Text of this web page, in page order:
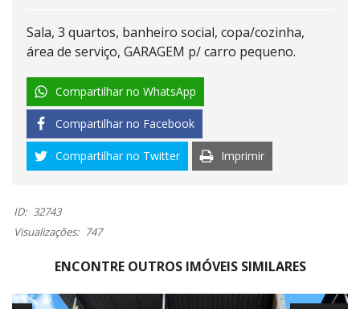
Sala, 3 quartos, banheiro social, copa/cozinha,
área de serviço, GARAGEM p/ carro pequeno.
Compartilhar no WhatsApp
Compartilhar no Facebook
Compartilhar no Twitter Imprimir
ID: 32743
Visualizações: 747
ENCONTRE OUTROS IMÓVEIS SIMILARES